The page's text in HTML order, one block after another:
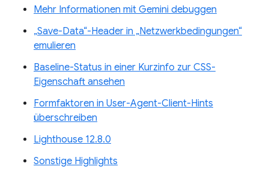
Mehr Informationen mit Gemini debuggen
„Save-Data“-Header in „Netzwerkbedingungen“
emulieren
Baseline-Status in einer Kurzinfo zur CSS-
Eigenschaft ansehen
Formfaktoren in User-Agent-Client-Hints
überschreiben
Lighthouse 12.8.0
Sonstige Highlights